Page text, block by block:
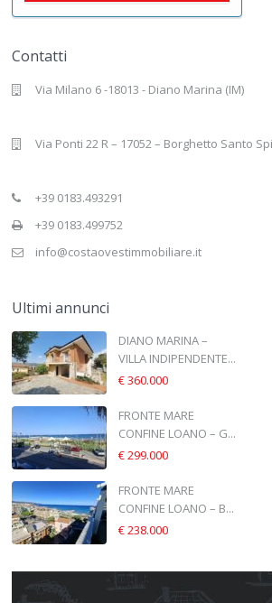
Contatti
Via Milano 6 -18013 - Diano Marina (IM)
Via Ponti 22 R – 17052 – Borghetto Santo
+39 0183.493291
+39 0183.499752
info@costaovestimmobiliare.it
Ultimi annunci
DIANO MARINA –
VILLA INDIPENDENTE...
€ 360.000
FRONTE MARE
CONFINE LOANO – G...
€ 299.000
FRONTE MARE
CONFINE LOANO – B...
€ 238.000